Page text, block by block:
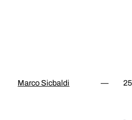
Marco Sicbaldi —